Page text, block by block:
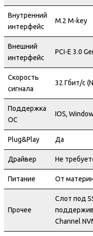
Внутренний
интерфейс
M.2 M-key
Внешний
интерфейс
PCI-E 3.0
Скорость
сигнала
32 Гбит/с
Поддержка
ОС
IOS,
Plug&Play Да
Драйвер Не
Питание От
Прочее
Слот под
Channel